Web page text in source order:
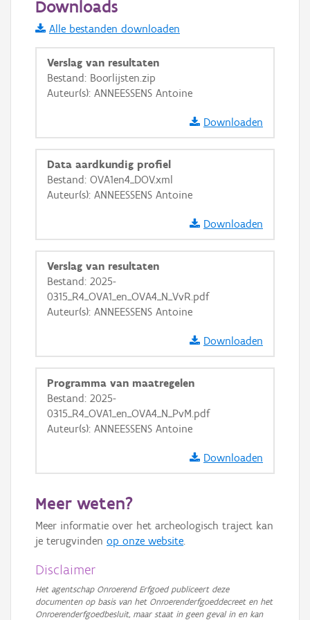
Informatie Vlaanderen
i
+ −
Basis Lagen
Ortho
GRB-Basiskaart
GRB-Basiskaart in grijswaarden
Downloads
Alle bestanden downloaden
Verslag van resultaten
Bestand: Boorlijsten.zip
Auteur(s): ANNEESSENS Antoine
Downloaden
Data aardkundig profiel
Bestand: OVA1en4_DOV.xml
Auteur(s): ANNEESSENS Antoine
Downloaden
Verslag van resultaten
Bestand: 2025-
0315_R4_OVA1_en_OVA4_N_VvR.pdf
Auteur(s): ANNEESSENS Antoine
Downloaden
Programma van maatregelen
Bestand: 2025-
0315_R4_OVA1_en_OVA4_N_PvM.pdf
Auteur(s): ANNEESSENS Antoine
Downloaden
Meer weten?
Meer informatie over het archeologisch traject kan
je terugvinden op onze website.
Disclaimer
Het agentschap Onroerend Erfgoed publiceert deze
documenten op basis van het Onroerenderfgoeddecreet en het
Onroerenderfgoedbesluit, maar staat in geen geval in en kan